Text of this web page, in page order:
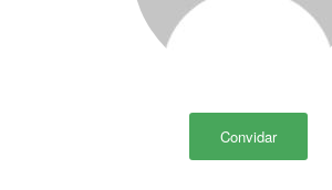
Convidar